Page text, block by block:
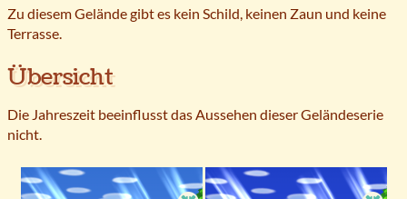
Zu diesem Gelände gibt es kein Schild, keinen Zaun und keine
Terrasse.
Übersicht
Die Jahreszeit beeinflusst das Aussehen dieser Geländeserie
nicht.